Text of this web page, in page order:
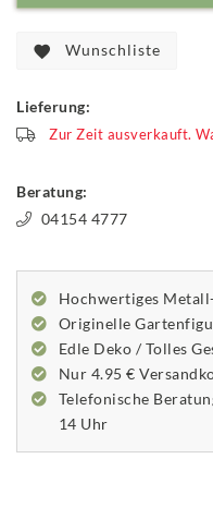
Wunschliste
Lieferung:
Zur Zeit ausverkauft.
Beratung:
04154 4777
Hochwertiges
Originelle
Edle Deko / Tolles
Nur 4.95 €
Telefonische
14 Uhr